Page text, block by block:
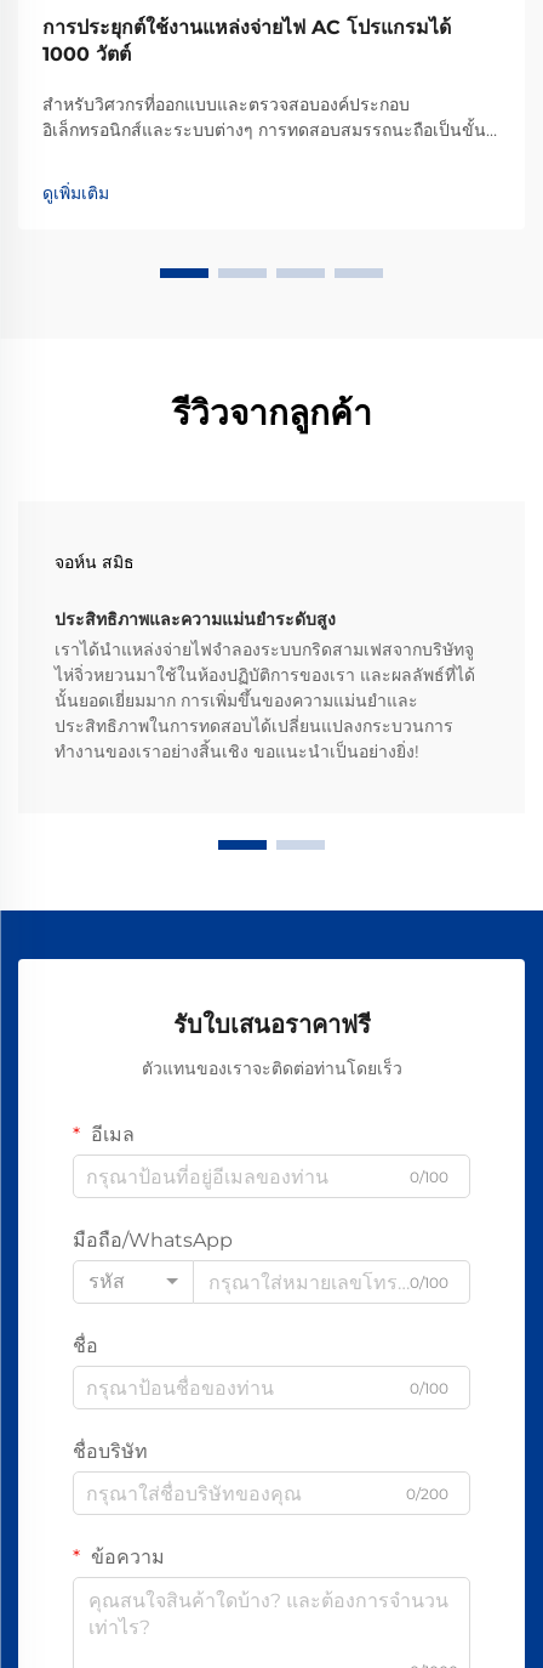
การประยุกต์ใช้งานแหล่งจ่ายไฟ AC โปรแกรมได้
1000 วัตต์
สำหรับวิศวกรที่ออกแบบและตรวจสอบองค์ประกอบ
อิเล็กทรอนิกส์และระบบต่างๆ การทดสอบสมรรถนะถือเป็นขั้น
จ่ายไฟ DC แบบตั้งโปรแกรมได้ 1000 วัตต์ หรือรุ่น AC จะทำ
หน้าที่เป็นแรงกระตุ้นหลัก...
ดูเพิ่มเติม
รีวิวจากลูกค้า
จอห์น สมิธ
ประสิทธิภาพและความแม่นยำระดับสูง
เราได้นำแหล่งจ่ายไฟจำลองระบบกริดสามเฟสจากบริษัทจู
ไห่จิ่วหยวนมาใช้ในห้องปฏิบัติการของเรา และผลลัพธ์ที่ได้
นั้นยอดเยี่ยมมาก การเพิ่มขึ้นของความแม่นยำและ
ประสิทธิภาพในการทดสอบได้เปลี่ยนแปลงกระบวนการ
ทำงานของเราอย่างสิ้นเชิง ขอแนะนำเป็นอย่างยิ่ง!
รับใบเสนอราคาฟรี
ตัวแทนของเราจะติดต่อท่านโดยเร็ว
อีเมล
0/100
มือถือ/WhatsApp
รหัส
0/100
ชื่อ
0/100
ชื่อบริษัท
0/200
ข้อความ